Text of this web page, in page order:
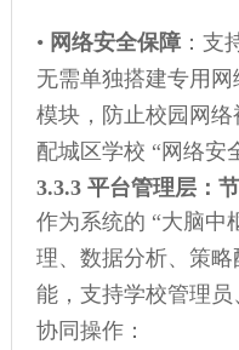
• 网络安全保障：支
无需单独搭建专用
模块，防止校园网
配城区学校 “网络安
3.3.3 平台管理层：
作为系统的 “大脑中
理、数据分析、策
能，支持学校管理
协同操作：